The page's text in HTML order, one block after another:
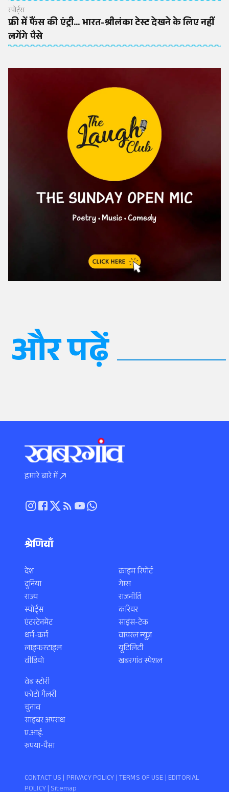
स्पोर्ट्स
फ्री में फैंस की एंट्री... भारत-श्रीलंका टेस्ट देखने के लिए नहीं
लगेंगे पैसे
और पढ़ें
हमारे बारे में
श्रेणियाँ
देश
दुनिया
राज्य
स्पोर्ट्स
एंटरटेनमेंट
धर्म-कर्म
लाइफस्टाइल
वीडियो
क्राइम रिपोर्ट
गेम्स
राजनीति
करियर
साइंस-टेक
वायरल न्यूज़
यूटिलिटी
खबरगांव स्पेशल
वेब स्टोरी
फोटो गैलरी
चुनाव
साइबर अपराध
ए.आई.
रुपया-पैसा
CONTACT US | PRIVACY POLICY |TERMS OF USE | EDITORIAL